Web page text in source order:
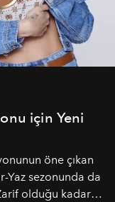
için Yeni
öne çıkan
Yaz sezonunda da
olduğu kadar